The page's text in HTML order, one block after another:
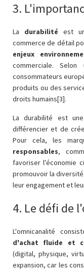
3.
La durabilité est
commerce de détail
enjeux
commerciale.
consommateurs
produits ou des
droits humains[3].
La durabilité est
différencier et de
Pour cela, les
responsables,
favoriser l'économie
promouvoir la
leur engagement et
4. Le défi de
L'omnicanalité
d'achat fluide et
(digital, physique,
expansion, car les